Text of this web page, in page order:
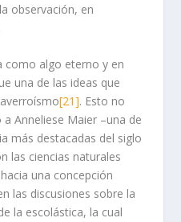
observación, en
como algo eterno y en
una de las ideas que
[21]. Esto no
Anneliese Maier –una de
más destacadas del siglo
las ciencias naturales
una concepción
las discusiones sobre la
la escolástica, la cual